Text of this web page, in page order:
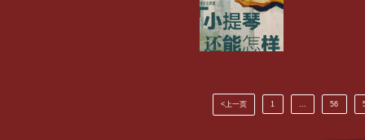
<上一页 1 ... 56